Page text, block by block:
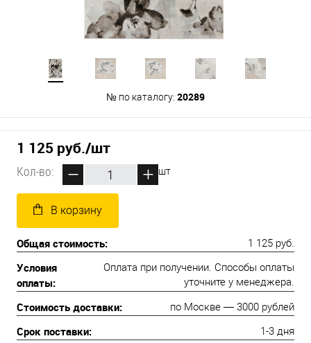
№ по каталогу: 20289
1 125 руб./шт
Кол-во: шт
В корзину
Общая стоимость: 1 125 руб.
Условия
оплаты:
Оплата при получении. Способы оплаты
уточните у менеджера.
Стоимость доставки: по Москве — 3000 рублей
Срок поставки: 1-3 дня